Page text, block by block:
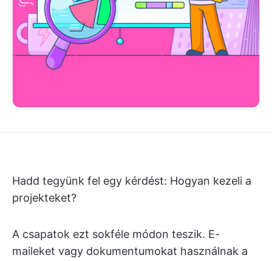
Hadd tegyünk fel egy kérdést: Hogyan kezeli a
projekteket?
A csapatok ezt sokféle módon teszik. E-
maileket vagy dokumentumokat használnak a